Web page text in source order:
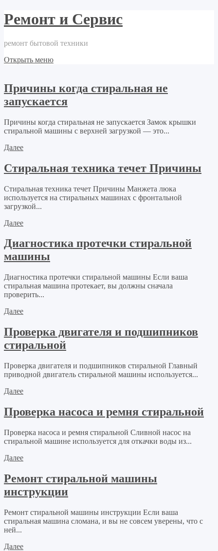
Ремонт и Сервис
ремонт бытовой техники
Открыть меню
Причины когда стиральная не
запускается
Причины когда стиральная не запускается Замок крышки
стиральной машины с верхней загрузкой — это...
Далее
Стиральная техника течет Причины
Стиральная техника течет Причины Манжета люка
используется на стиральных машинах с фронтальной
загрузкой...
Далее
Диагностика протечки стиральной
машины
Диагностика протечки стиральной машины Если ваша
стиральная машина протекает, вы должны сначала
проверить...
Далее
Проверка двигателя и подшипников
стиральной
Проверка двигателя и подшипников стиральной Главный
приводной двигатель стиральной машины используется...
Далее
Проверка насоса и ремня стиральной
Проверка насоса и ремня стиральной Сливной насос на
стиральной машине используется для откачки воды из...
Далее
Ремонт стиральной машины
инструкции
Ремонт стиральной машины инструкции Если ваша
стиральная машина сломана, и вы не совсем уверены, что с
ней...
Далее